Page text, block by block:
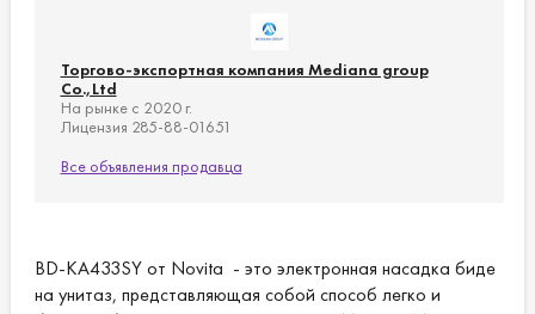
Торгово-экспортная компания Mediana group
Co.,Ltd
На рынке с 2020 г.
Лицензия 285-88-01651
Все объявления продавца
BD-KA433SY от Novita - это электронная насадка биде
на унитаз, представляющая собой способ легко и